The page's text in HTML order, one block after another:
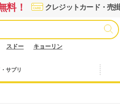
料！ クレジットカード・売
スドー キョーリン
サプリ